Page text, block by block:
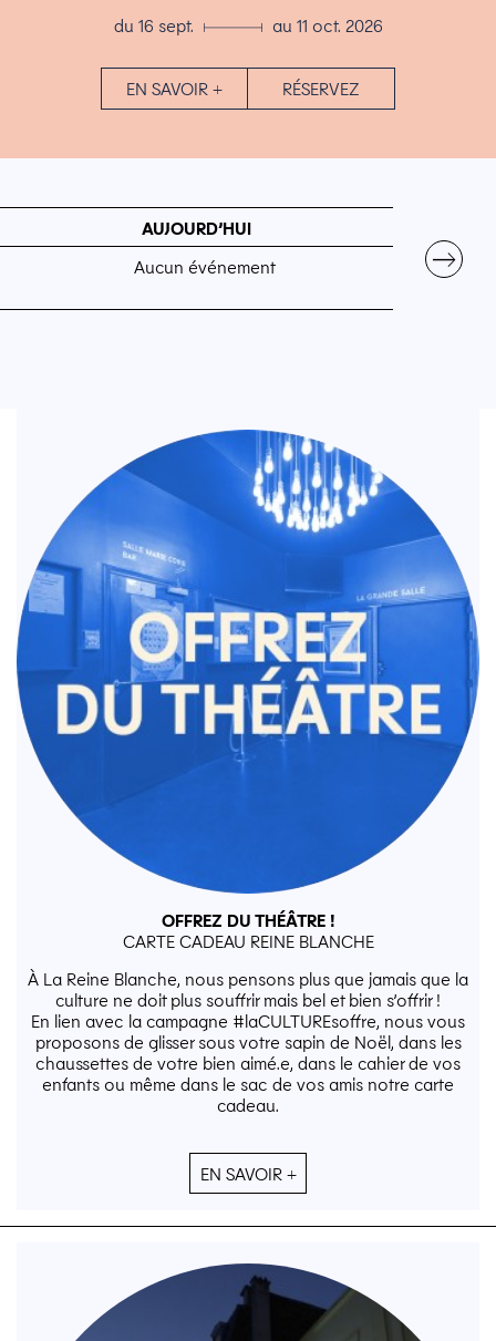
au 11 oct. 2026
RÉSERVEZ
AUJOURD’HUI
Aucun événement
→
OFFREZ DU THÉÂTRE !
CARTE CADEAU REINE BLANCHE
À La Reine Blanche, nous pensons plus que jamais que la
culture ne doit plus souffrir mais bel et bien s’offrir !
En lien avec la campagne #laCULTUREsoffre, nous vous
proposons de glisser sous votre sapin de Noël, dans les
chaussettes de votre bien aimé.e, dans le cahier de vos
enfants ou même dans le sac de vos amis notre carte
cadeau.
EN SAVOIR +